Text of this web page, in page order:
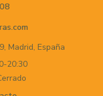
Madrid, España
20:30